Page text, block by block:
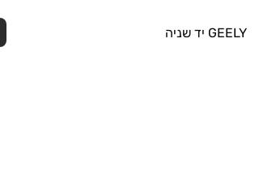
GEELY יד שניה